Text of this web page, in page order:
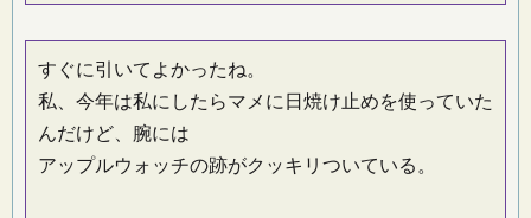
すぐに引いてよかったね。
私、今年は私にしたらマメに日焼け止めを使っていた
んだけど、腕には
アップルウォッチの跡がクッキリついている。